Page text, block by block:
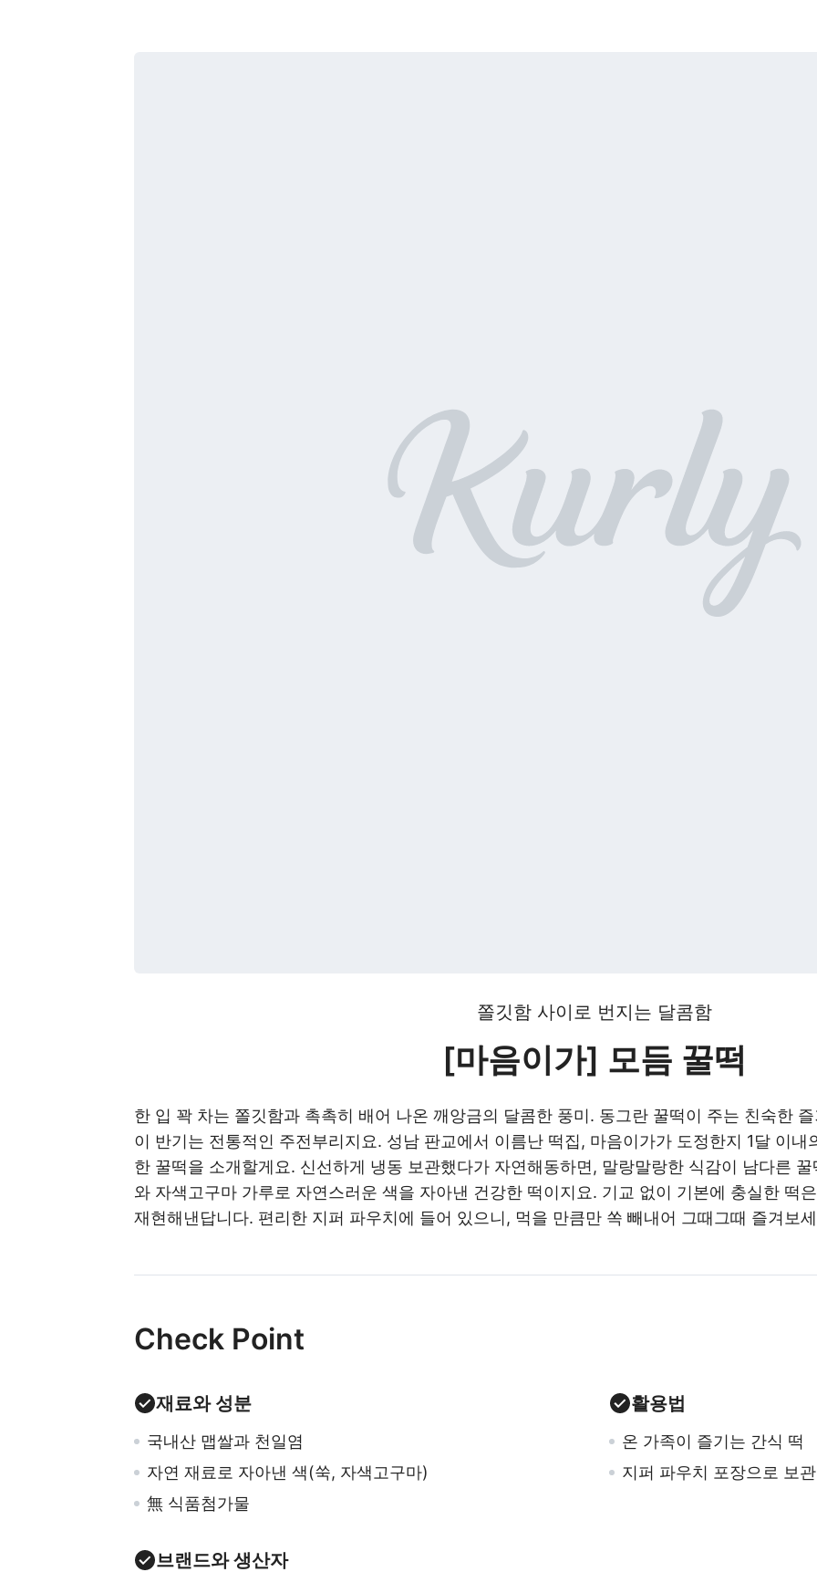
쫄깃함 사이로 번지는 달콤함
[마음이가] 모듬 꿀떡
한 입 꽉 차는 쫄깃함과 촉촉히 배어 나온 깨앙금의 달콤한 풍미. 동그란 꿀떡이 주는 친숙한
이 반기는 전통적인 주전부리지요. 성남 판교에서 이름난 떡집, 마음이가가 도정한지 1달 이내
한 꿀떡을 소개할게요. 신선하게 냉동 보관했다가 자연해동하면, 말랑말랑한 식감이 남다른
와 자색고구마 가루로 자연스러운 색을 자아낸 건강한 떡이지요. 기교 없이 기본에 충실한 떡
재현해낸답니다. 편리한 지퍼 파우치에 들어 있으니, 먹을 만큼만 쏙 빼내어 그때그때 즐겨보
Check Point
재료와 성분
국내산 맵쌀과 천일염
자연 재료로 자아낸 색(쑥, 자색고구마)
無 식품첨가물
활용법
온 가족이 즐기는 간식 떡
지퍼 파우치 포장으로 보
브랜드와 생산자